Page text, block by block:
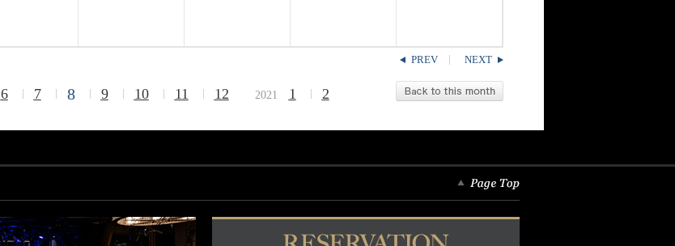
PREV NEXT
6 7 8 9 10 11 12 2021 1 2